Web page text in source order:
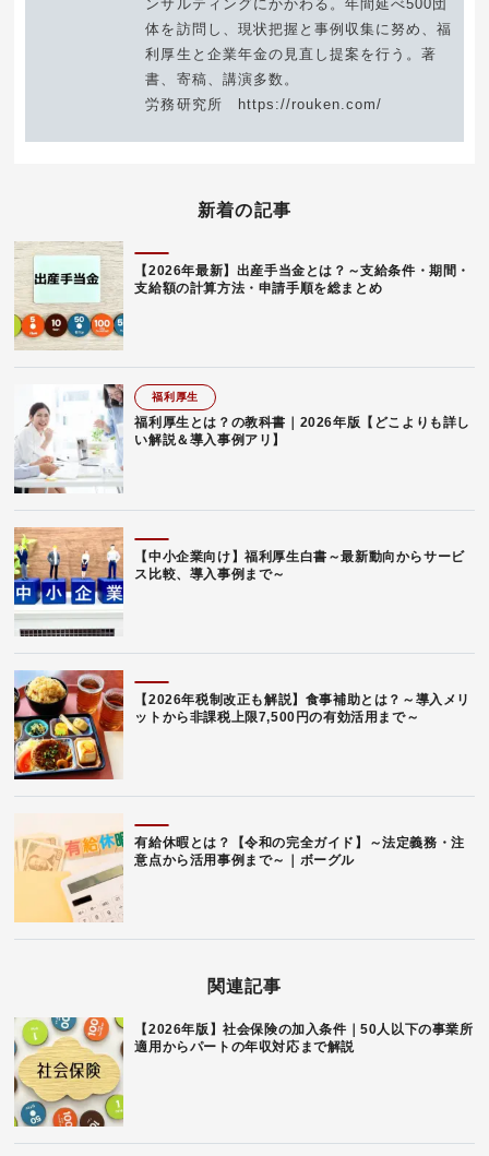
ンサルティングにかかわる。年間延べ500団
体を訪問し、現状把握と事例収集に努め、福
利厚生と企業年金の見直し提案を行う。著
書、寄稿、講演多数。
労務研究所 https://rouken.com/
新着の記事
【2026年最新】出産手当金とは？～支給条件・期間・
支給額の計算方法・申請手順を総まとめ
福利厚生
福利厚生とは？の教科書｜2026年版【どこよりも詳し
い解説＆導入事例アリ】
【中小企業向け】福利厚生白書～最新動向からサービ
ス比較、導入事例まで～
【2026年税制改正も解説】食事補助とは？～導入メリ
ットから非課税上限7,500円の有効活用まで～
有給休暇とは？【令和の完全ガイド】～法定義務・注
意点から活用事例まで～｜ボーグル
関連記事
【2026年版】社会保険の加入条件｜50人以下の事業所
適用からパートの年収対応まで解説